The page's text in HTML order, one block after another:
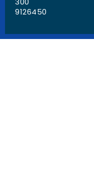
9126450